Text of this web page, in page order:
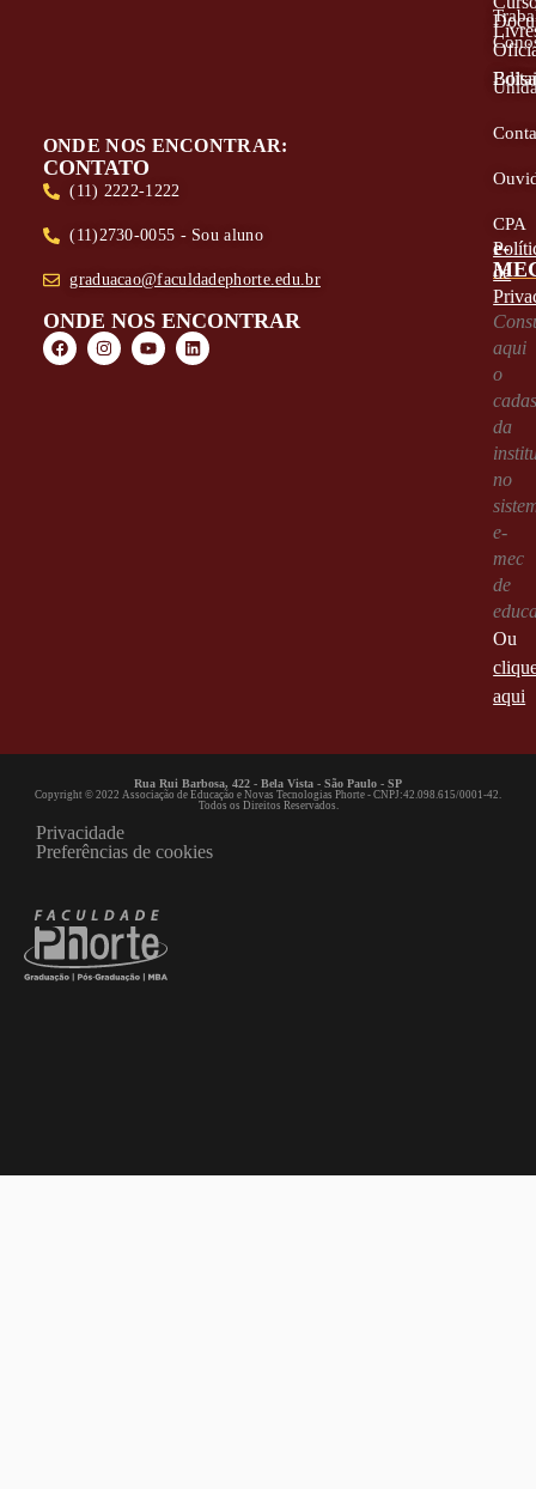
ONDE NOS ENCONTRAR:
CONTATO
(11) 2222-1222
(11)2730-0055 - Sou aluno
graduacao@faculdadephorte.edu.br
ONDE NOS ENCONTRAR
CPA
e-
aqui
o
da
no
e-
mec
de
Ou
aqui
de
Rua Rui Barbosa, 422 - Bela Vista - São Paulo - SP
Copyright © 2022 Associação de Educação e Novas Tecnologias Phorte - CNPJ:42.098.615/0001-42.
Todos os Direitos Reservados.
Privacidade
Preferências de cookies